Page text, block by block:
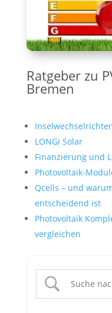
Ratgeber zu
Bremen
Inselwechselrichter
LONGi Solar
Finanzierung und
Photovoltaik-
Qcells – und
entscheidend ist
Photovoltaik
vergleichen